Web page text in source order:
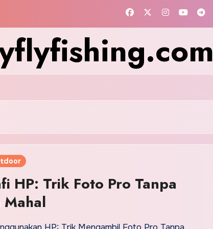
HP: Trik Foto Pro Tanpa
Mahal